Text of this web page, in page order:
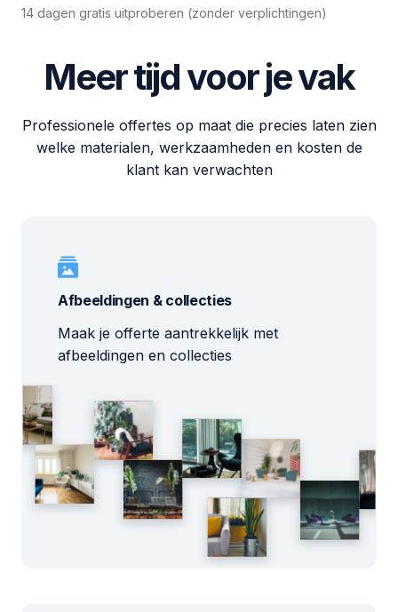
14 dagen gratis uitproberen (zonder verplichtingen)
Meer tijd voor je vak
Professionele offertes op maat die precies laten zien
welke materialen, werkzaamheden en kosten de
klant kan verwachten
Afbeeldingen & collecties
Maak je offerte aantrekkelijk met
afbeeldingen en collecties